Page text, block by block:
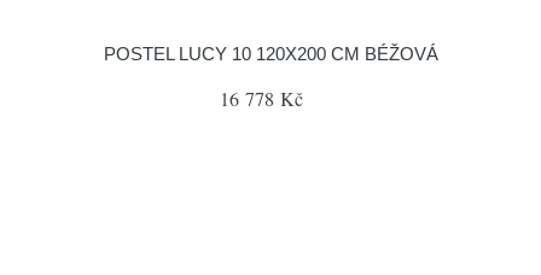
POSTEL LUCY 10 120X200 CM BÉŽOVÁ
16 778 Kč